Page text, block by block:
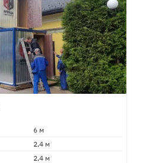
6 м
2,4 м
2,4 м